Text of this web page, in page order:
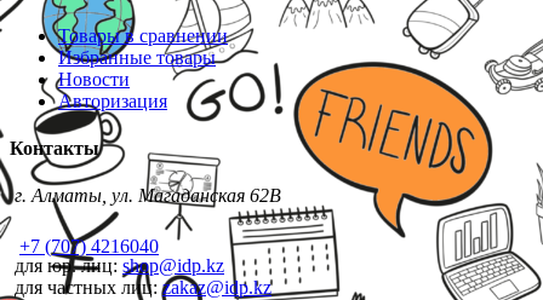
Товары в сравнении
Избранные товары
Новости
Авторизация
Контакты
г. Алматы, ул. Магаданская 62В
+7 (707) 4216040
для юр. лиц: shop@idp.kz
для частных лиц:zakaz@idp.kz